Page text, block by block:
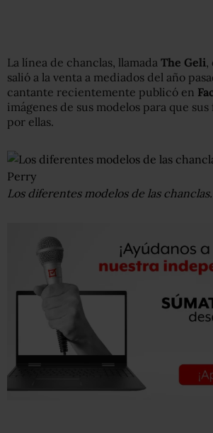
La línea de chanclas, llamada The Geli,
salió a la venta a mediados del año
cantante recientemente publicó en
imágenes de sus modelos para que sus
por ellas.
Los diferentes modelos de las